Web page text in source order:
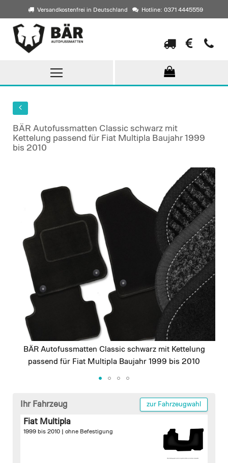
Versandkostenfrei in Deutschland Hotline: 0371 4445559
Direkt
zum
Inhalt
BÄR Autofussmatten Classic schwarz mit
Kettelung passend für Fiat Multipla Baujahr 1999
bis 2010
images
gallery
BÄR Autofussmatten Classic schwarz mit Kettelung
passend für Fiat Multipla Baujahr 1999 bis 2010
beginning
Ihr Fahrzeug zur Fahrzeugwahl
Fiat Multipla
1999 bis 2010 | ohne Befestigung